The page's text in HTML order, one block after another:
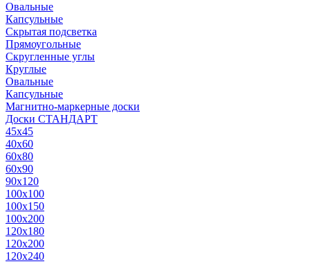
Овальные
Капсульные
Скрытая подсветка
Прямоугольные
Скругленные углы
Круглые
Овальные
Капсульные
Магнитно-маркерные доски
Доски СТАНДАРТ
45x45
40x60
60x80
60x90
90x120
100x100
100x150
100x200
120x180
120x200
120x240